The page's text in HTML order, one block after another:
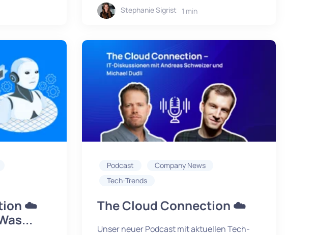
Stephanie Sigrist 1 min
☁️
Podcast
Company News
Tech-Trends
The Cloud Connection ☁️
Unser neuer Podcast mit aktuellen Tech-